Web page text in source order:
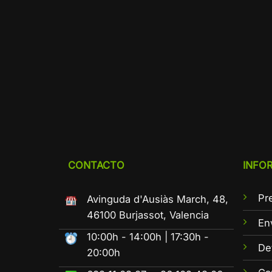
CONTACTO
Avinguda d'Ausiàs March, 48,
46100 Burjassot, Valencia
10:00h - 14:00h | 17:30h -
20:00h